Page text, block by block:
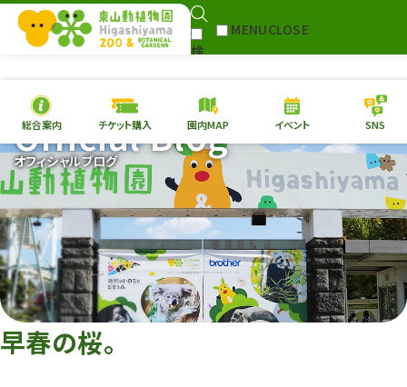
検
MENUCLOSE
本日の開園情報 チケ
園内MAP イベント
総合案内
動物園 植物園
再生プラン
東山動植物園
への支援
総合案内 チケット購入 園内MAP イベント SNS
オフィシャルブログ
Official Blog
早春の桜。